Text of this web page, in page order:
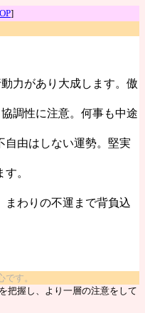
]
力があり大成します。傲
調性に注意。何事も中途
由はしない運勢。堅実
。
わりの不運まで背負込
す。
把握し、より一層の注意をして